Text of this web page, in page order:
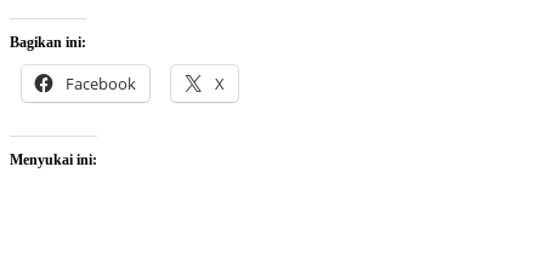
Bagikan ini:
Facebook X
Menyukai ini: